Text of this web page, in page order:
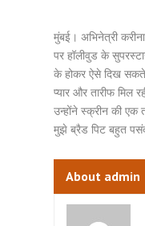
मुंबई। अभिनेत्री
पर हॉलीवुड के
के होकर ऐसे दिख सकते
प्यार और तारीफ मिल
उन्होंने स्क्रीन की
मुझे ब्रैड पिट बहुत
About admin